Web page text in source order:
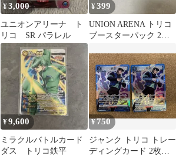
¥3,000
ユニオンアリーナ ト
リコ SR パラレル
¥399
UNION ARENA トリコ
ブースターパック 2パ
¥9,600
ミラクルバトルカード
ダス トリコ鉄平
¥750
ジャンク トリコ トレー
ディングカード 2枚セ